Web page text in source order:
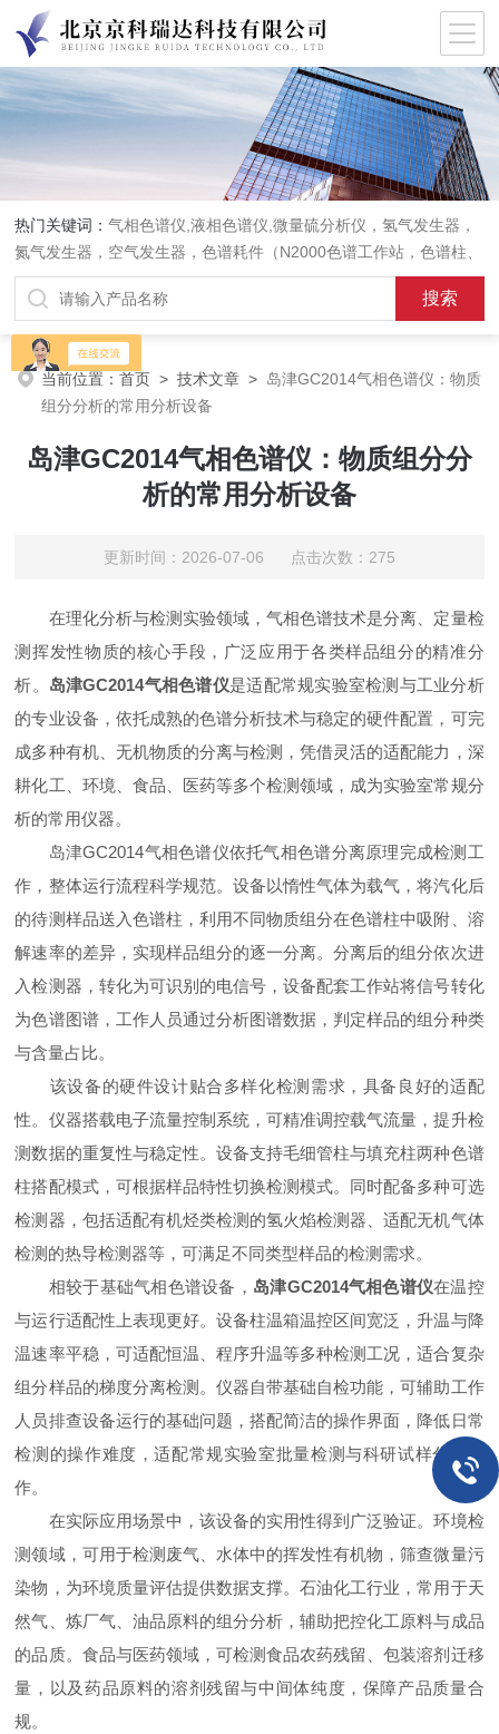
热门关键词：气相色谱仪,液相色谱仪,微量硫分析仪，氢气发生器，
氮气发生器，空气发生器，色谱耗件（N2000色谱工作站，色谱柱、
阀件、进样器、色谱担体），顶空进样器，热解析仪，紫外分光光度
计，原子吸收分光光度计，傅立叶红外光谱仪，分析天平等常规实验
室产品。
当前位置：首页 >技术文章 > 岛津GC2014气相色谱仪：物质
组分分析的常用分析设备
岛津GC2014气相色谱仪：物质组分分
析的常用分析设备
更新时间：2026-07-06 点击次数：275
在理化分析与检测实验领域，气相色谱技术是分离、定量检
测挥发性物质的核心手段，广泛应用于各类样品组分的精准分
析。 岛津GC2014气相色谱仪是适配常规实验室检测与工业分析
的专业设备，依托成熟的色谱分析技术与稳定的硬件配置，可完
成多种有机、无机物质的分离与检测，凭借灵活的适配能力，深
耕化工、环境、食品、医药等多个检测领域，成为实验室常规分
析的常用仪器。
岛津GC2014气相色谱仪依托气相色谱分离原理完成检测工
作，整体运行流程科学规范。设备以惰性气体为载气，将汽化后
的待测样品送入色谱柱，利用不同物质组分在色谱柱中吸附、溶
解速率的差异，实现样品组分的逐一分离。分离后的组分依次进
入检测器，转化为可识别的电信号，设备配套工作站将信号转化
为色谱图谱，工作人员通过分析图谱数据，判定样品的组分种类
与含量占比。
该设备的硬件设计贴合多样化检测需求，具备良好的适配
性。仪器搭载电子流量控制系统，可精准调控载气流量，提升检
测数据的重复性与稳定性。设备支持毛细管柱与填充柱两种色谱
柱搭配模式，可根据样品特性切换检测模式。同时配备多种可选
检测器，包括适配有机烃类检测的氢火焰检测器、适配无机气体
检测的热导检测器等，可满足不同类型样品的检测需求。
相较于基础气相色谱设备， 岛津GC2014气相色谱仪在温控
与运行适配性上表现更好。设备柱温箱温控区间宽泛，升温与降
温速率平稳，可适配恒温、程序升温等多种检测工况，适合复杂
组分样品的梯度分离检测。仪器自带基础自检功能，可辅助工作
人员排查设备运行的基础问题，搭配简洁的操作界面，降低日常
检测的操作难度，适配常规实验室批量检测与科研试样分析工
作。
在实际应用场景中，该设备的实用性得到广泛验证。环境检
测领域，可用于检测废气、水体中的挥发性有机物，筛查微量污
染物，为环境质量评估提供数据支撑。石油化工行业，常用于天
然气、炼厂气、油品原料的组分分析，辅助把控化工原料与成品
的品质。食品与医药领域，可检测食品农药残留、包装溶剂迁移
量，以及药品原料的溶剂残留与中间体纯度，保障产品质量合
规。